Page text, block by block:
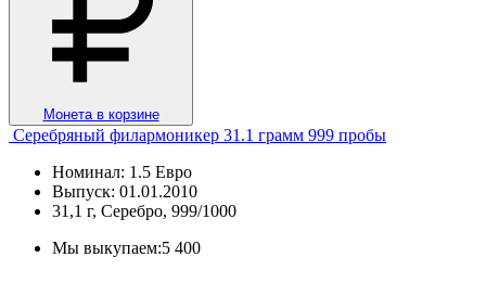
Монета в корзине
Серебряный филармоникер 31.1 грамм 999 пробы
Номинал: 1.5 Евро
Выпуск: 01.01.2010
31,1 г, Серебро, 999/1000
Мы выкупаем:5 400